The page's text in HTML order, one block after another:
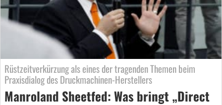
Rüstzeitverkürzung als eines der tragenden Themen beim
Praxisdialog des Druckmachinen-Herstellers
Manroland Sheetfed: Was bringt „Direct